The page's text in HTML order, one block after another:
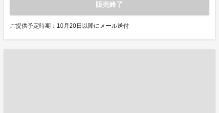
販売終了
ご提供予定時期：10月20日以降にメール送付